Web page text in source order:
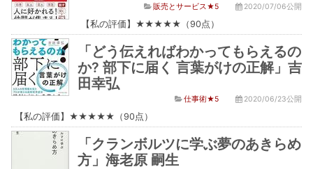
販売とサービス★5 2020/07/06公開
【私の評価】★★★★★（90点）
「どう伝えればわかってもらえるの
か? 部下に届く 言葉がけの正解」吉
田幸弘
仕事術★5 2020/06/23公開
【私の評価】★★★★★（90点）
「クランボルツに学ぶ夢のあきらめ
方」海老原 嗣生